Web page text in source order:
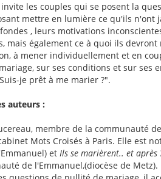
invite les couples qui se posent la
mettre en lumière ce qu'ils n'ont
, leurs motivations
mais également ce à quoi ils devront
à mener individuellement et en
sur ses conditions et sur ses
je prêt à me marier ?".
auteurs :
membre de la communauté
Mots Croisés à Paris. Elle est
et Ils se marièrent.. et après
de l'Emmanuel,(diocèse de